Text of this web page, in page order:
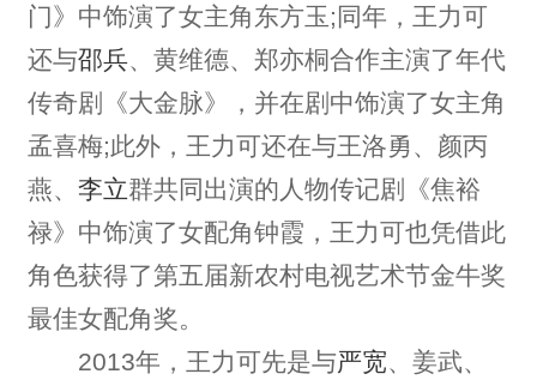
门》中饰演了女主角东方玉;同年，王力可
还与邵兵、黄维德、郑亦桐合作主演了年代
传奇剧《大金脉》，并在剧中饰演了女主角
孟喜梅;此外，王力可还在与王洛勇、颜丙
燕、 李立群共同出演的人物传记剧《焦裕
禄》中饰演了女配角钟霞，王力可也凭借此
角色获得了第五届新农村电视艺术节金牛奖
最佳女配角奖。
2013年，王力可先是与严宽 、姜武、